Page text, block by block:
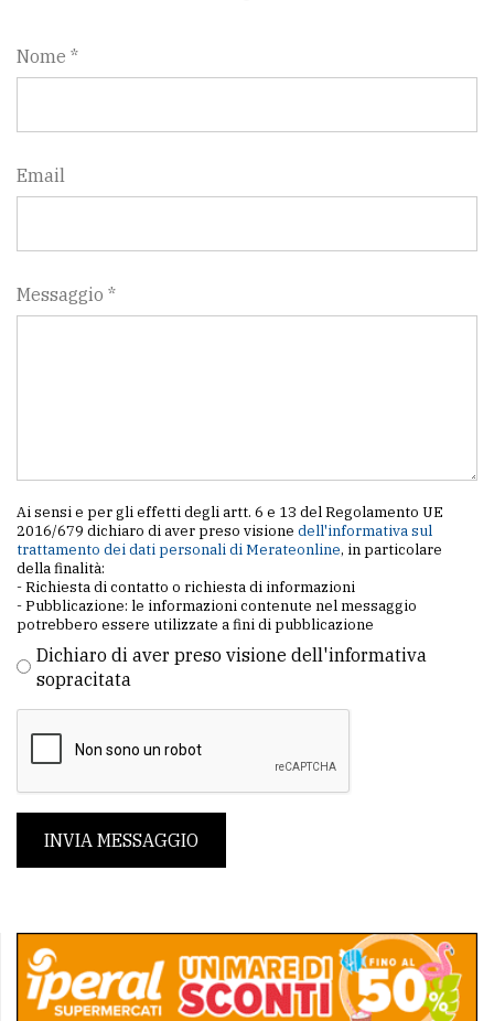
Nome *
Email
Messaggio *
Ai sensi e per gli effetti degli artt. 6 e 13 del Regolamento UE
2016/679 dichiaro di aver preso visione dell'informativa sul
trattamento dei dati personali di Merateonline, in particolare
della finalità:
- Richiesta di contatto o richiesta di informazioni
- Pubblicazione: le informazioni contenute nel messaggio
potrebbero essere utilizzate a fini di pubblicazione
Dichiaro di aver preso visione dell'informativa
sopracitata
INVIA MESSAGGIO